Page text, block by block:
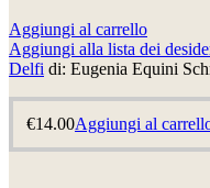
Aggiungi al carrello
Aggiungi alla lista dei
Delfi di: Eugenia Equini
€14.00Aggiungi al